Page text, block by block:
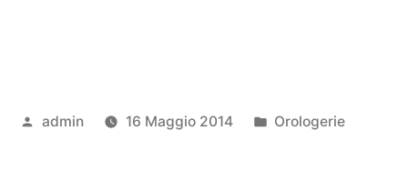
Pubblicato
admin 16 Maggio 2014
Pubblicato
Orologerie